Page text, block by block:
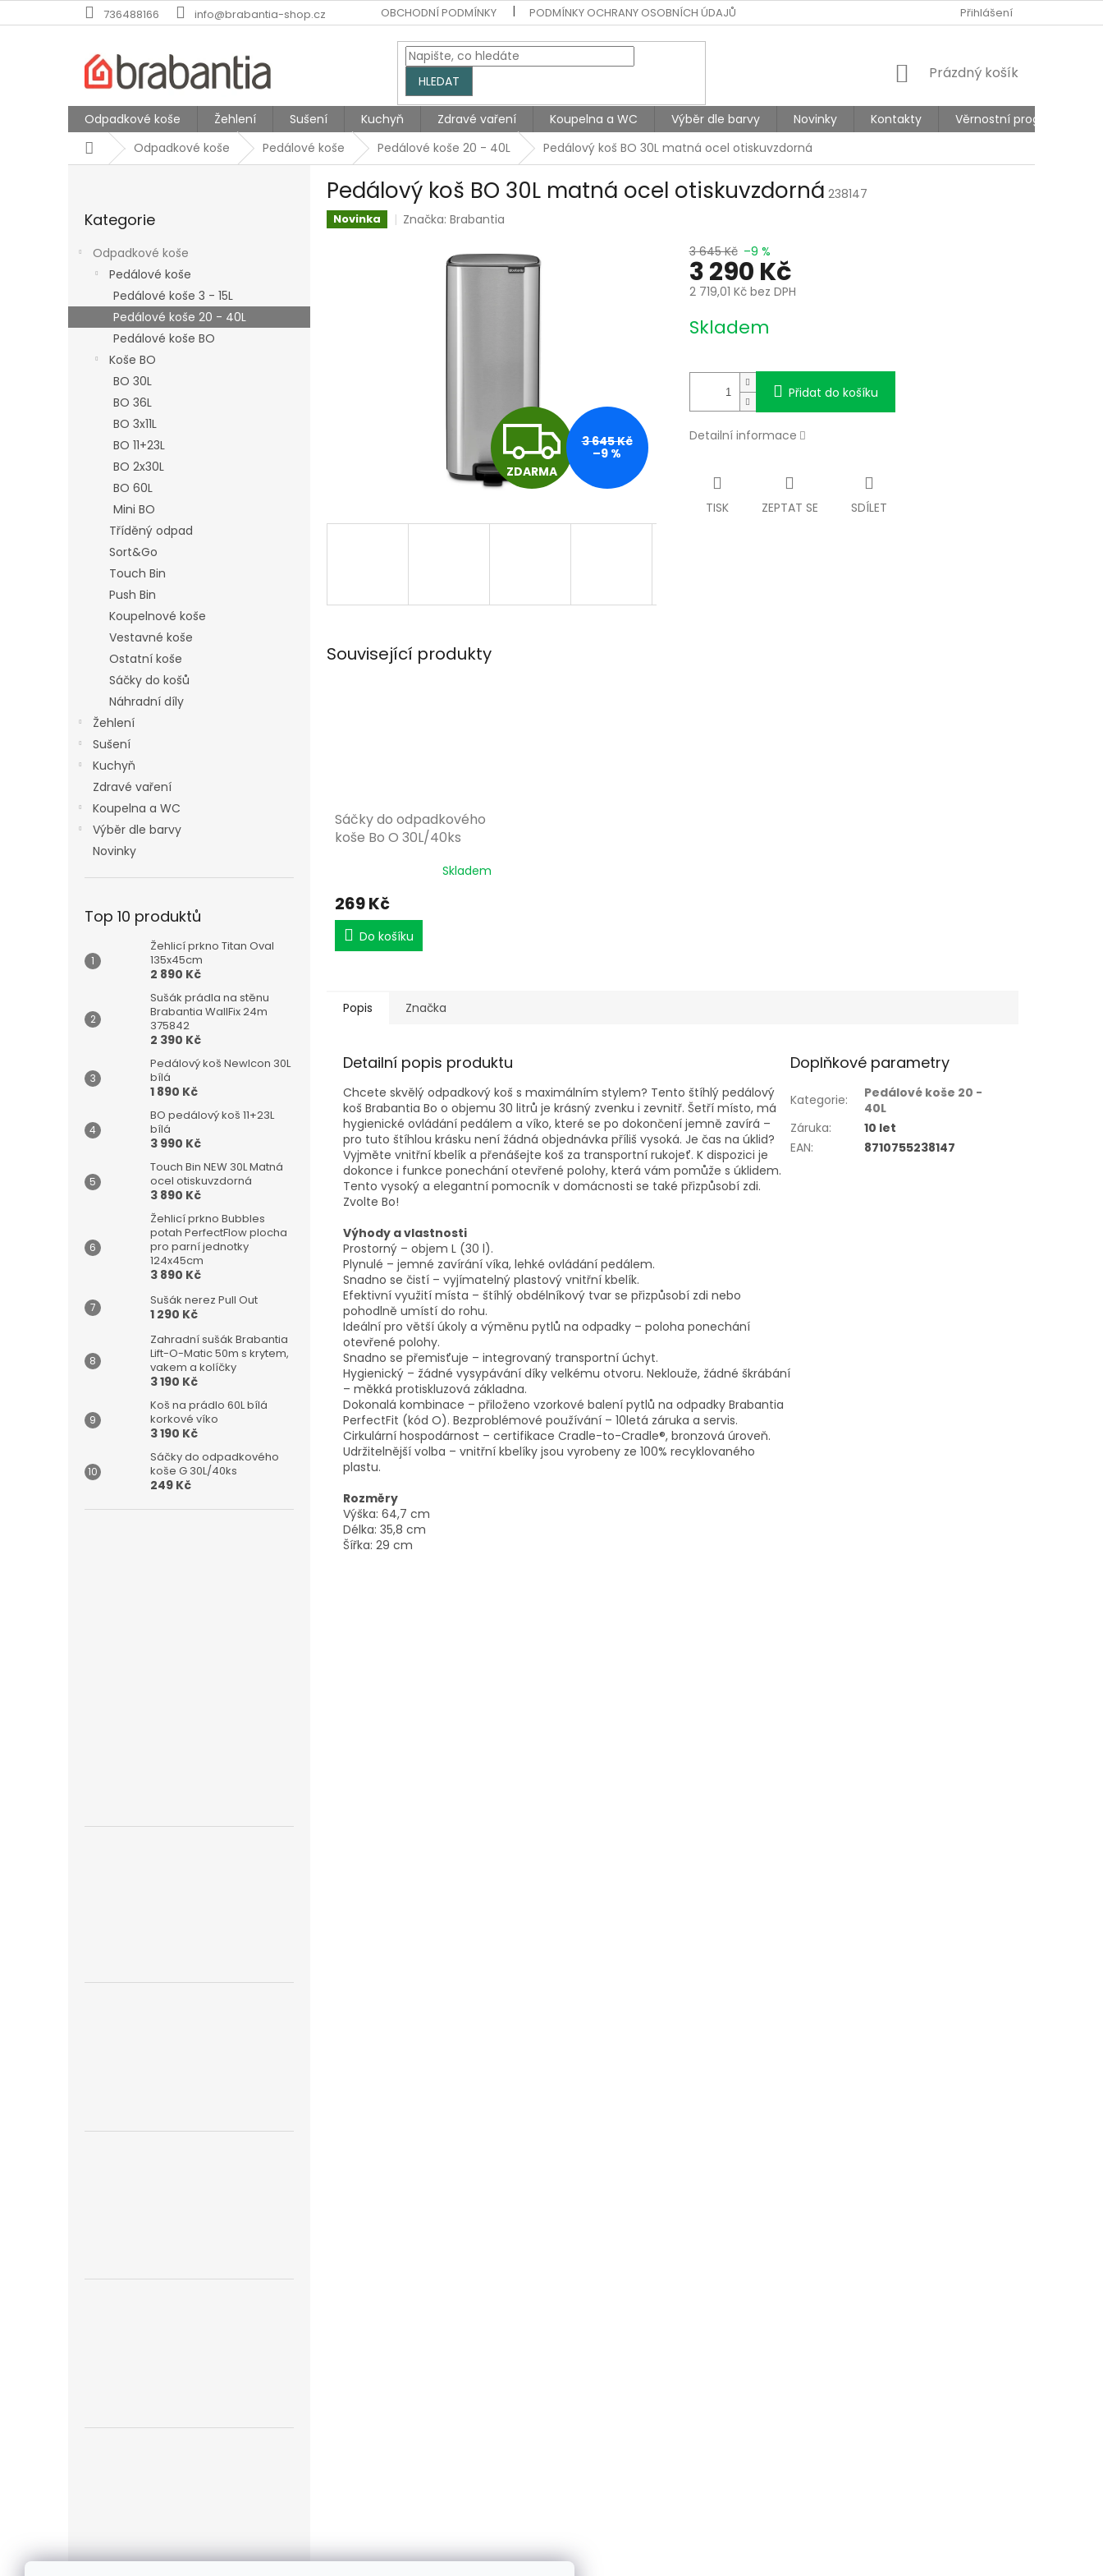
na
736488166 info@brabantia-shop.cz OBCHODNÍ PODMÍNKY PODMÍNKY OCHRANY OSOBNÍCH ÚDAJŮ Přihlášení
HLEDAT
NÁKUPNÍ
Prázdný košík
Odpadkové koše Žehlení Sušení Kuchyň Zdravé vaření Koupelna a WC Výběr dle barvy Novinky Kontakty
Věrnostní program
DomůOdpadkové koše Pedálové koše Pedálové koše 20 - 40L Pedálový koš BO 30L matná ocel otiskuvzdorná
kategorie
Kategorie
Odpadkové koše
Pedálové koše
Pedálové koše 3 - 15L
Pedálové koše 20 - 40L
Pedálové koše BO
Koše BO
BO 30L
BO 36L
BO 3x11L
BO 11+23L
BO 2x30L
BO 60L
Mini BO
Tříděný odpad
Sort&Go
Touch Bin
Push Bin
Koupelnové koše
Vestavné koše
Ostatní koše
Sáčky do košů
Náhradní díly
Žehlení
Sušení
Kuchyň
Zdravé vaření
Koupelna a WC
Výběr dle barvy
Novinky
Top 10 produktů
Žehlicí prkno Titan Oval
135x45cm
2 890 Kč
Sušák prádla na stěnu
Brabantia WallFix 24m
375842
2 390 Kč
Pedálový koš NewIcon 30L
bílá
1 890 Kč
BO pedálový koš 11+23L
bílá
3 990 Kč
Touch Bin NEW 30L Matná
ocel otiskuvzdorná
3 890 Kč
Žehlicí prkno Bubbles
potah PerfectFlow plocha
pro parní jednotky
124x45cm
3 890 Kč
Sušák nerez Pull Out
1 290 Kč
Zahradní sušák Brabantia
Lift-O-Matic 50m s krytem,
vakem a kolíčky
3 190 Kč
Koš na prádlo 60L bílá
korkové víko
3 190 Kč
Sáčky do odpadkového
koše G 30L/40ks
249 Kč
Pedálový koš BO 30L matná ocel otiskuvzdorná 238147
Novinka Značka:Brabantia
Z
D
R
ZDARMA
3 645 Kč
–9 %
3 645 Kč –9 %
3 290 Kč
2 719,01 Kč bez DPH
cena:
Skladem
Přidat do košíku
Detailní informace
TISK ZEPTAT SE SDÍLET
Související produkty
Sáčky do odpadkového
koše Bo O 30L/40ks
Skladem
269 Kč
Do košíku
Popis Značka
Detailní popis produktu
Chcete skvělý odpadkový koš s maximálním stylem? Tento štíhlý pedálový
koš Brabantia Bo o objemu 30 litrů je krásný zvenku i zevnitř. Šetří místo, má
hygienické ovládání pedálem a víko, které se po dokončení jemně zavírá –
pro tuto štíhlou krásku není žádná objednávka příliš vysoká. Je čas na úklid?
Vyjměte vnitřní kbelík a přenášejte koš za transportní rukojeť. K dispozici je
dokonce i funkce ponechání otevřené polohy, která vám pomůže s úklidem.
Tento vysoký a elegantní pomocník v domácnosti se také přizpůsobí zdi.
Zvolte Bo!
Výhody a vlastnosti
Prostorný – objem L (30 l).
Plynulé – jemné zavírání víka, lehké ovládání pedálem.
Snadno se čistí – vyjímatelný plastový vnitřní kbelík.
Efektivní využití místa – štíhlý obdélníkový tvar se přizpůsobí zdi nebo
pohodlně umístí do rohu.
Ideální pro větší úkoly a výměnu pytlů na odpadky – poloha ponechání
otevřené polohy.
Snadno se přemisťuje – integrovaný transportní úchyt.
Hygienický – žádné vysypávání díky velkému otvoru. Neklouže, žádné škrábání
– měkká protiskluzová základna.
Dokonalá kombinace – přiloženo vzorkové balení pytlů na odpadky Brabantia
PerfectFit (kód O). Bezproblémové používání – 10letá záruka a servis.
Cirkulární hospodárnost – certifikace Cradle-to-Cradle®, bronzová úroveň.
Udržitelnější volba – vnitřní kbelíky jsou vyrobeny ze 100% recyklovaného
plastu.
Rozměry
Výška: 64,7 cm
Délka: 35,8 cm
Šířka: 29 cm
Doplňkové parametry
Kategorie:
Pedálové koše 20 -
40L
Záruka:
10 let
EAN: 8710755238147